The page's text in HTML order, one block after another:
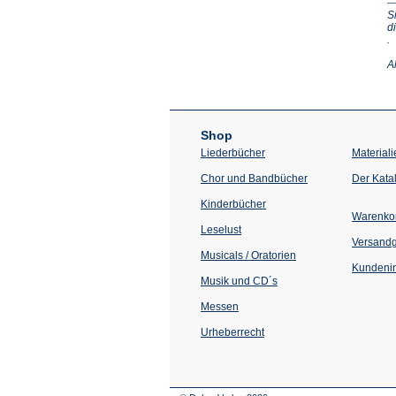
.
Shop
Liederbücher
Chor und Bandbücher
Kinderbücher
Leselust
Musicals / Oratorien
Musik und CD´s
Messen
Urheberrecht
Der